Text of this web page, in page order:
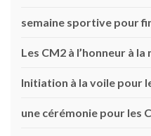
semaine sportive pour
Les CM2 à l’honneur à la
Initiation à la voile pour
une cérémonie pour les